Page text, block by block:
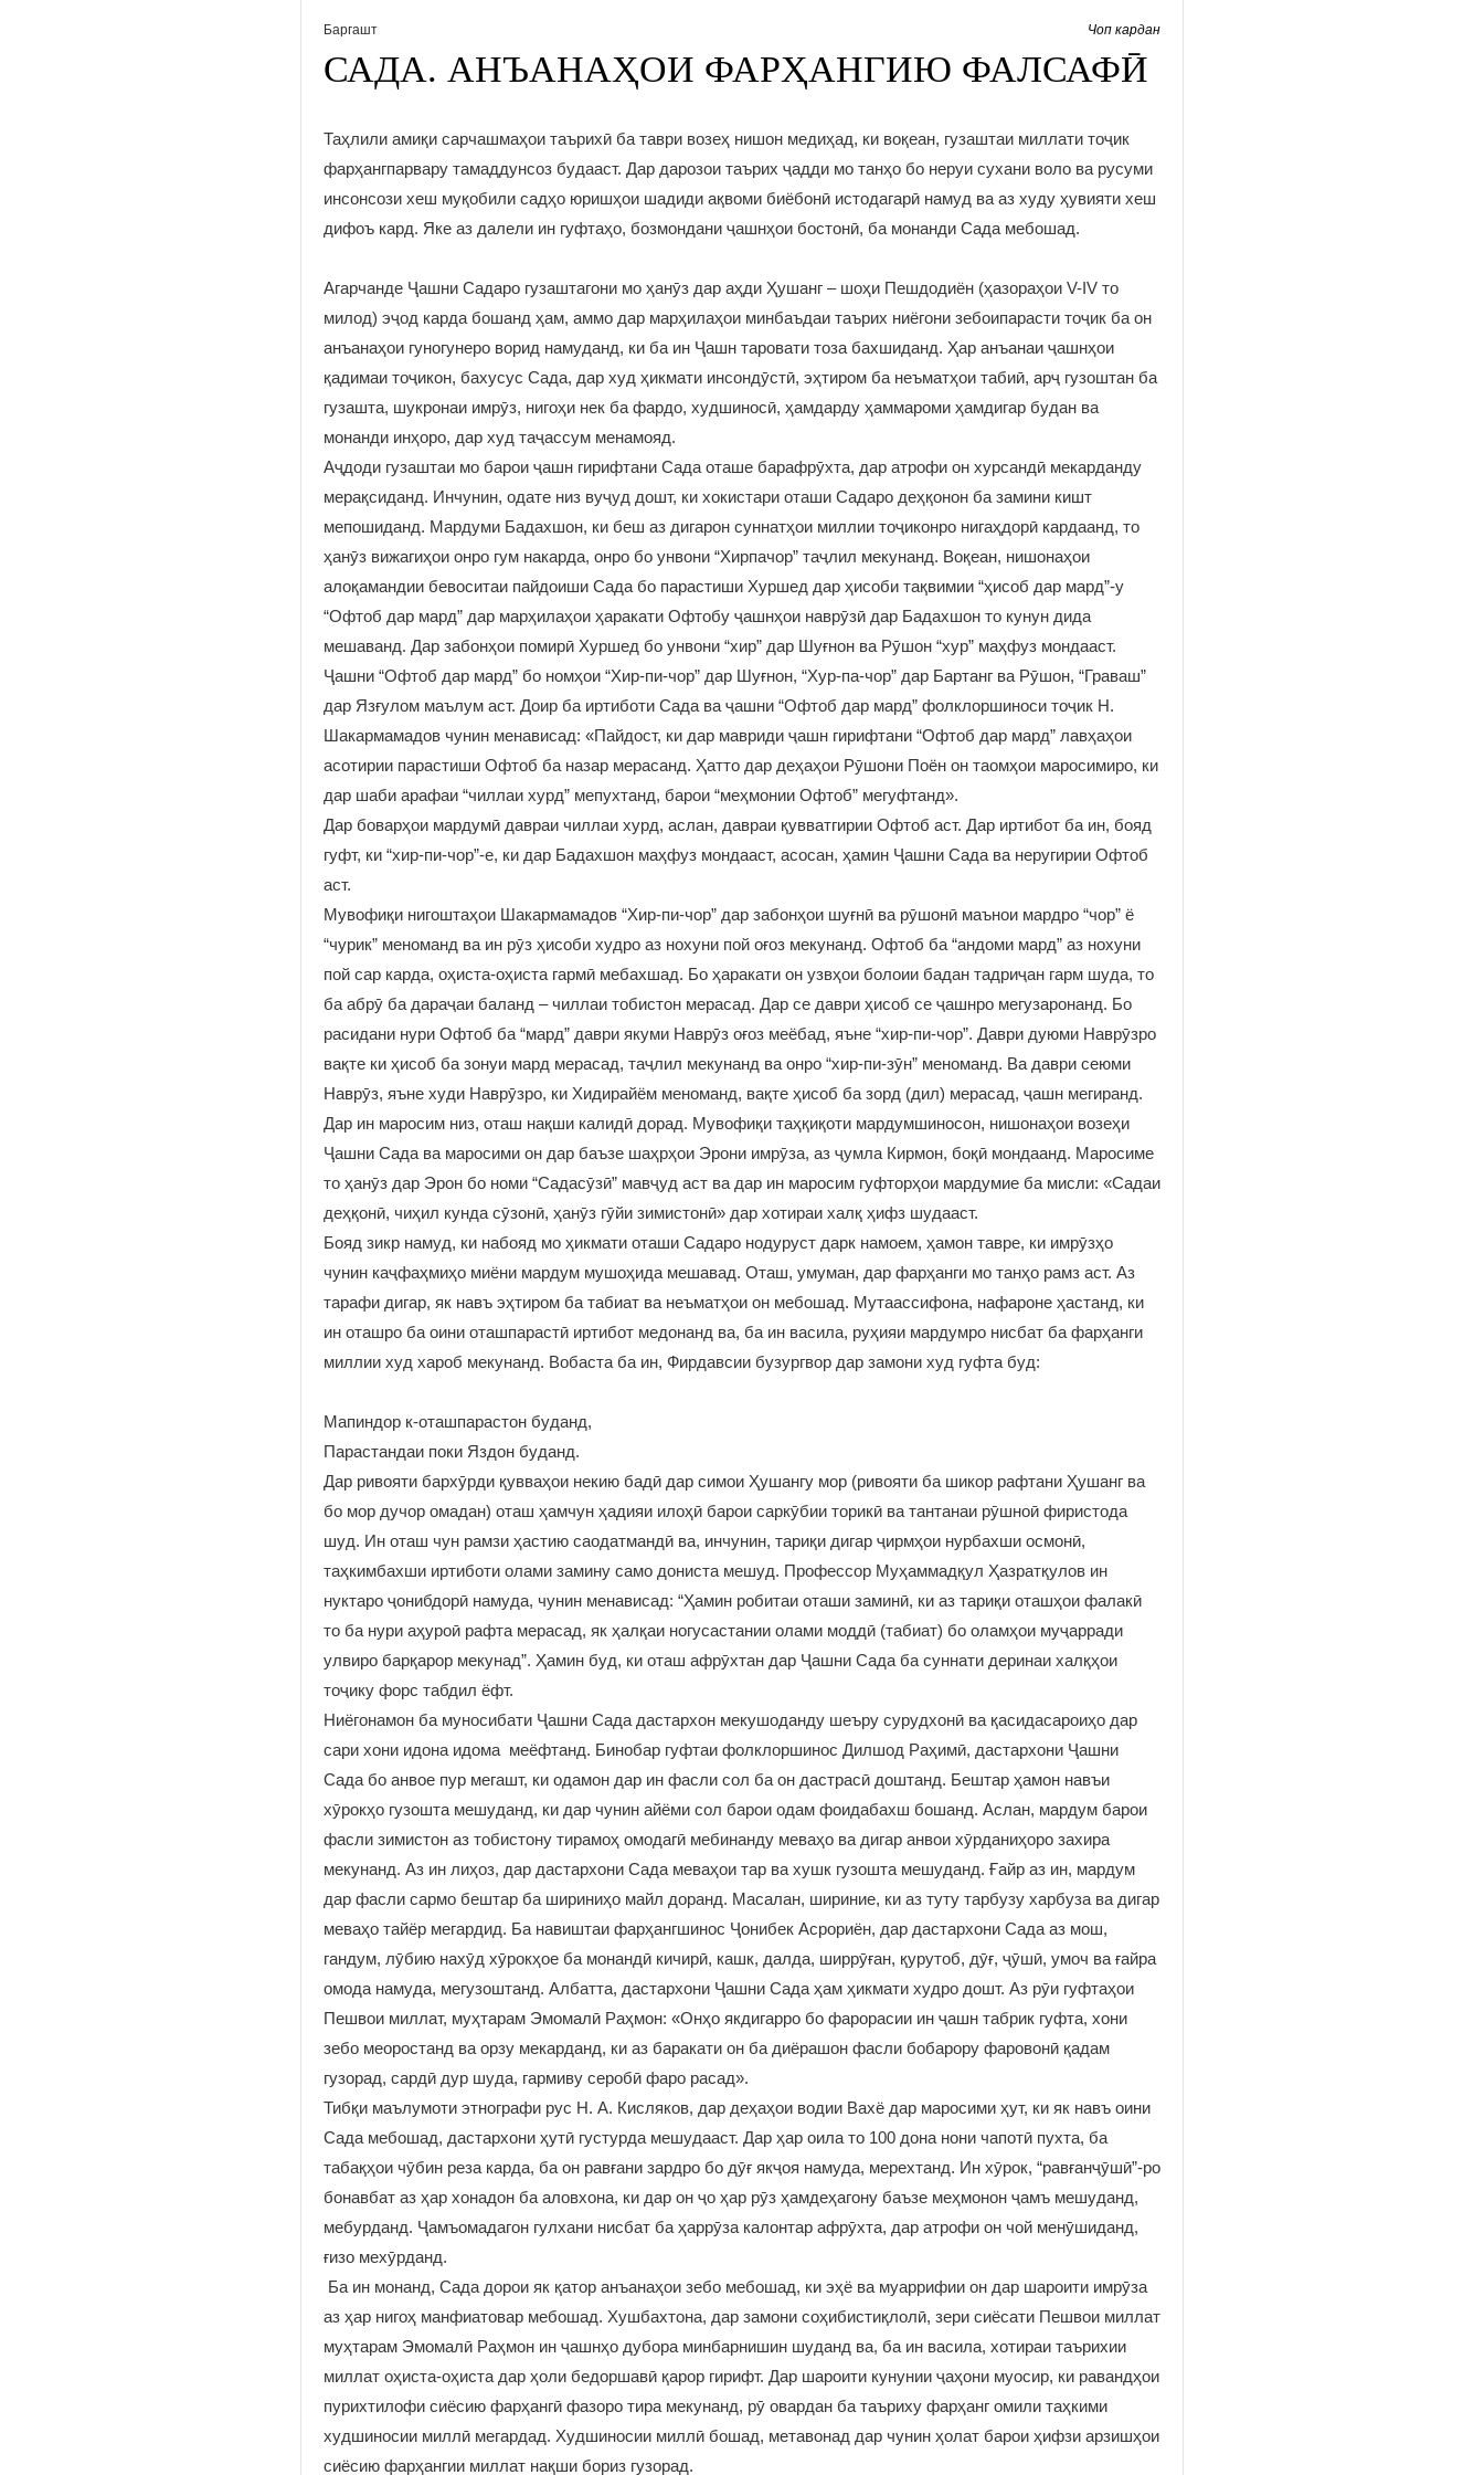
Баргашт Чоп кардан
САДА. АНЪАНАҲОИ ФАРҲАНГИЮ ФАЛСАФӢ
Таҳлили амиқи сарчашмаҳои таърихӣ ба таври возеҳ нишон медиҳад, ки воқеан, гузаштаи миллати тоҷик
фарҳангпарвару тамаддунсоз будааст. Дар дарозои таърих ҷадди мо танҳо бо неруи сухани воло ва русуми
инсонсози хеш муқобили садҳо юришҳои шадиди ақвоми биёбонӣ истодагарӣ намуд ва аз худу ҳувияти хеш
дифоъ кард. Яке аз далели ин гуфтаҳо, бозмондани ҷашнҳои бостонӣ, ба монанди Сада мебошад.
Агарчанде Ҷашни Садаро гузаштагони мо ҳанӯз дар аҳди Ҳушанг – шоҳи Пешдодиён (ҳазораҳои V-IV то
милод) эҷод карда бошанд ҳам, аммо дар марҳилаҳои минбаъдаи таърих ниёгони зебоипарасти тоҷик ба он
анъанаҳои гуногунеро ворид намуданд, ки ба ин Ҷашн таровати тоза бахшиданд. Ҳар анъанаи ҷашнҳои
қадимаи тоҷикон, бахусус Сада, дар худ ҳикмати инсондӯстӣ, эҳтиром ба неъматҳои табиӣ, арҷ гузоштан ба
гузашта, шукронаи имрӯз, нигоҳи нек ба фардо, худшиносӣ, ҳамдарду ҳаммароми ҳамдигар будан ва
монанди инҳоро, дар худ таҷассум менамояд.
Аҷдоди гузаштаи мо барои ҷашн гирифтани Сада оташе барафрӯхта, дар атрофи он хурсандӣ мекарданду
мерақсиданд. Инчунин, одате низ вуҷуд дошт, ки хокистари оташи Садаро деҳқонон ба замини кишт
мепошиданд. Мардуми Бадахшон, ки беш аз дигарон суннатҳои миллии тоҷиконро нигаҳдорӣ кардаанд, то
ҳанӯз вижагиҳои онро гум накарда, онро бо унвони “Хирпачор” таҷлил мекунанд. Воқеан, нишонаҳои
алоқамандии бевоситаи пайдоиши Сада бо парастиши Хуршед дар ҳисоби тақвимии “ҳисоб дар мард”-у
“Офтоб дар мард” дар марҳилаҳои ҳаракати Офтобу ҷашнҳои наврӯзӣ дар Бадахшон то кунун дида
мешаванд. Дар забонҳои помирӣ Хуршед бо унвони “хир” дар Шуғнон ва Рӯшон “хур” маҳфуз мондааст.
Ҷашни “Офтоб дар мард” бо номҳои “Хир-пи-чор” дар Шуғнон, “Хур-па-чор” дар Бартанг ва Рӯшон, “Граваш”
дар Язғулом маълум аст. Доир ба иртиботи Сада ва ҷашни “Офтоб дар мард” фолклоршиноси тоҷик Н.
Шакармамадов чунин менависад: «Пайдост, ки дар мавриди ҷашн гирифтани “Офтоб дар мард” лавҳаҳои
асотирии парастиши Офтоб ба назар мерасанд. Ҳатто дар деҳаҳои Рӯшони Поён он таомҳои маросимиро, ки
дар шаби арафаи “чиллаи хурд” мепухтанд, барои “меҳмонии Офтоб” мегуфтанд».
Дар боварҳои мардумӣ давраи чиллаи хурд, аслан, давраи қувватгирии Офтоб аст. Дар иртибот ба ин, бояд
гуфт, ки “хир-пи-чор”-е, ки дар Бадахшон маҳфуз мондааст, асосан, ҳамин Ҷашни Сада ва неругирии Офтоб
аст.
Мувофиқи нигоштаҳои Шакармамадов “Хир-пи-чор” дар забонҳои шуғнӣ ва рӯшонӣ маънои мардро “чор” ё
“чурик” меноманд ва ин рӯз ҳисоби худро аз нохуни пой оғоз мекунанд. Офтоб ба “андоми мард” аз нохуни
пой сар карда, оҳиста-оҳиста гармӣ мебахшад. Бо ҳаракати он узвҳои болоии бадан тадриҷан гарм шуда, то
ба абрӯ ба дараҷаи баланд – чиллаи тобистон мерасад. Дар се даври ҳисоб се ҷашнро мегузаронанд. Бо
расидани нури Офтоб ба “мард” даври якуми Наврӯз оғоз меёбад, яъне “хир-пи-чор”. Даври дуюми Наврӯзро
вақте ки ҳисоб ба зонуи мард мерасад, таҷлил мекунанд ва онро “хир-пи-зӯн” меноманд. Ва даври сеюми
Наврӯз, яъне худи Наврӯзро, ки Хидирайём меноманд, вақте ҳисоб ба зорд (дил) мерасад, ҷашн мегиранд.
Дар ин маросим низ, оташ нақши калидӣ дорад. Мувофиқи таҳқиқоти мардумшиносон, нишонаҳои возеҳи
Ҷашни Сада ва маросими он дар баъзе шаҳрҳои Эрони имрӯза, аз ҷумла Кирмон, боқӣ мондаанд. Маросиме
то ҳанӯз дар Эрон бо номи “Садасӯзӣ” мавҷуд аст ва дар ин маросим гуфторҳои мардумие ба мисли: «Садаи
деҳқонӣ, чиҳил кунда сӯзонӣ, ҳанӯз гӯйи зимистонӣ» дар хотираи халқ ҳифз шудааст.
Бояд зикр намуд, ки набояд мо ҳикмати оташи Садаро нодуруст дарк намоем, ҳамон тавре, ки имрӯзҳо
чунин каҷфаҳмиҳо миёни мардум мушоҳида мешавад. Оташ, умуман, дар фарҳанги мо танҳо рамз аст. Аз
тарафи дигар, як навъ эҳтиром ба табиат ва неъматҳои он мебошад. Мутаассифона, нафароне ҳастанд, ки
ин оташро ба оини оташпарастӣ иртибот медонанд ва, ба ин васила, руҳияи мардумро нисбат ба фарҳанги
миллии худ хароб мекунанд. Вобаста ба ин, Фирдавсии бузургвор дар замони худ гуфта буд:
Мапиндор к-оташпарастон буданд,
Парастандаи поки Яздон буданд.
Дар ривояти бархӯрди қувваҳои некию бадӣ дар симои Ҳушангу мор (ривояти ба шикор рафтани Ҳушанг ва
бо мор дучор омадан) оташ ҳамчун ҳадияи илоҳӣ барои саркӯбии торикӣ ва тантанаи рӯшноӣ фиристода
шуд. Ин оташ чун рамзи ҳастию саодатмандӣ ва, инчунин, тариқи дигар ҷирмҳои нурбахши осмонӣ,
таҳкимбахши иртиботи олами замину само дониста мешуд. Профессор Муҳаммадқул Ҳазратқулов ин
нуктаро ҷонибдорӣ намуда, чунин менависад: “Ҳамин робитаи оташи заминӣ, ки аз тариқи оташҳои фалакӣ
то ба нури аҳуроӣ рафта мерасад, як ҳалқаи ногусастании олами моддӣ (табиат) бо оламҳои муҷарради
улвиро барқарор мекунад”. Ҳамин буд, ки оташ афрӯхтан дар Ҷашни Сада ба суннати деринаи халқҳои
тоҷику форс табдил ёфт.
Ниёгонамон ба муносибати Ҷашни Сада дастархон мекушоданду шеъру сурудхонӣ ва қасидасароиҳо дар
сари хони идона идома меёфтанд. Бинобар гуфтаи фолклоршинос Дилшод Раҳимӣ, дастархони Ҷашни
Сада бо анвое пур мегашт, ки одамон дар ин фасли сол ба он дастрасӣ доштанд. Бештар ҳамон навъи
хӯрокҳо гузошта мешуданд, ки дар чунин айёми сол барои одам фоидабахш бошанд. Аслан, мардум барои
фасли зимистон аз тобистону тирамоҳ омодагӣ мебинанду меваҳо ва дигар анвои хӯрданиҳоро захира
мекунанд. Аз ин лиҳоз, дар дастархони Сада меваҳои тар ва хушк гузошта мешуданд. Ғайр аз ин, мардум
дар фасли сармо бештар ба шириниҳо майл доранд. Масалан, шириние, ки аз туту тарбузу харбуза ва дигар
меваҳо тайёр мегардид. Ба навиштаи фарҳангшинос Ҷонибек Асрориён, дар дастархони Сада аз мош,
гандум, лӯбию нахӯд хӯрокҳое ба монандӣ кичирӣ, кашк, далда, ширрӯған, қурутоб, дӯғ, ҷӯшӣ, умоч ва ғайра
омода намуда, мегузоштанд. Албатта, дастархони Ҷашни Сада ҳам ҳикмати худро дошт. Аз рӯи гуфтаҳои
Пешвои миллат, муҳтарам Эмомалӣ Раҳмон: «Онҳо якдигарро бо фарорасии ин ҷашн табрик гуфта, хони
зебо меоростанд ва орзу мекарданд, ки аз баракати он ба диёрашон фасли бобарору фаровонӣ қадам
гузорад, сардӣ дур шуда, гармиву серобӣ фаро расад».
Тибқи маълумоти этнографи рус Н. А. Кисляков, дар деҳаҳои водии Вахё дар маросими ҳут, ки як навъ оини
Сада мебошад, дастархони ҳутӣ густурда мешудааст. Дар ҳар оила то 100 дона нони чапотӣ пухта, ба
табақҳои чӯбин реза карда, ба он равғани зардро бо дӯғ якҷоя намуда, мерехтанд. Ин хӯрок, “равғанҷӯшӣ”-ро
бонавбат аз ҳар хонадон ба аловхона, ки дар он ҷо ҳар рӯз ҳамдеҳагону баъзе меҳмонон ҷамъ мешуданд,
мебурданд. Ҷамъомадагон гулхани нисбат ба ҳаррӯза калонтар афрӯхта, дар атрофи он чой менӯшиданд,
ғизо мехӯрданд.
Ба ин монанд, Сада дорои як қатор анъанаҳои зебо мебошад, ки эҳё ва муаррифии он дар шароити имрӯза
аз ҳар нигоҳ манфиатовар мебошад. Хушбахтона, дар замони соҳибистиқлолӣ, зери сиёсати Пешвои миллат
муҳтарам Эмомалӣ Раҳмон ин ҷашнҳо дубора минбарнишин шуданд ва, ба ин васила, хотираи таърихии
миллат оҳиста-оҳиста дар ҳоли бедоршавӣ қарор гирифт. Дар шароити кунунии ҷаҳони муосир, ки равандҳои
пурихтилофи сиёсию фарҳангӣ фазоро тира мекунанд, рӯ овардан ба таъриху фарҳанг омили таҳкими
худшиносии миллӣ мегардад. Худшиносии миллӣ бошад, метавонад дар чунин ҳолат барои ҳифзи арзишҳои
сиёсию фарҳангии миллат нақши бориз гузорад.